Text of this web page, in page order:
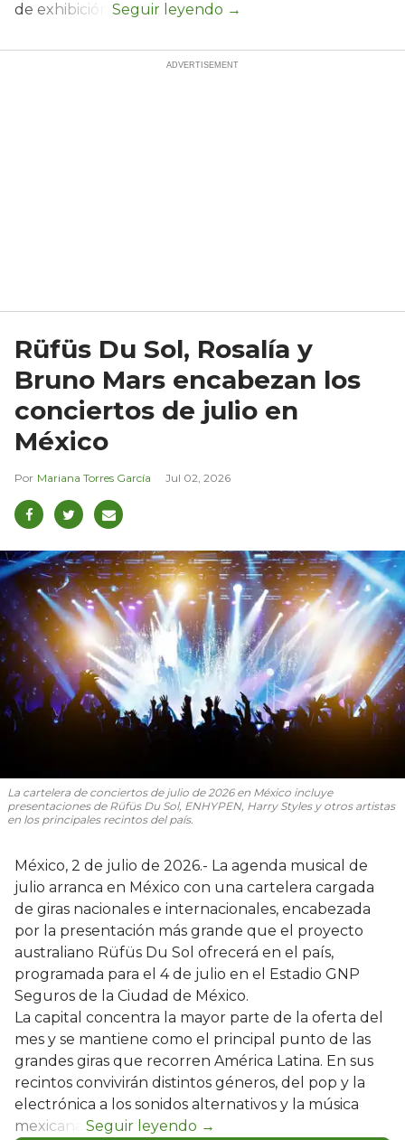
de exhibición.
Rüfüs Du Sol, Rosalía y
Bruno Mars encabezan los
conciertos de julio en
México
Mariana Torres García Jul 02, 2026
La cartelera de conciertos de julio de 2026 en México incluye
presentaciones de Rüfüs Du Sol, ENHYPEN, Harry Styles y otros artistas
en los principales recintos del país.
México, 2 de julio de 2026.- La agenda musical de
julio arranca en México con una cartelera cargada
de giras nacionales e internacionales, encabezada
por la presentación más grande que el proyecto
australiano Rüfüs Du Sol ofrecerá en el país,
programada para el 4 de julio en el Estadio GNP
Seguros de la Ciudad de México.
La capital concentra la mayor parte de la oferta del
mes y se mantiene como el principal punto de las
grandes giras que recorren América Latina. En sus
recintos convivirán distintos géneros, del pop y la
electrónica a los sonidos alternativos y la música
mexicana.